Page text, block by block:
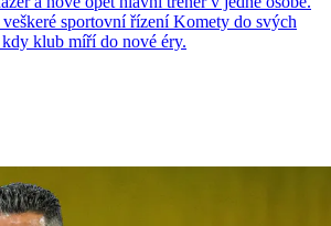
sportovní řízení Komety do svých
klub míří do nové éry.